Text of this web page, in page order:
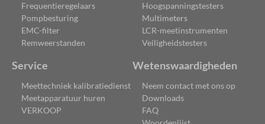
Frequentieregelaars
Pompbesturing
EMC-filter
Remweerstanden
Hoogspanningstesters
Multimeters
LCR-meetinstrumenten
Veiligheidstesters
Service
Meettechniek kalibratiedienst
Meetapparatuur huren
VERKOOP
Wetenswaardigheden
Neem contact met ons op
Downloads
FAQ